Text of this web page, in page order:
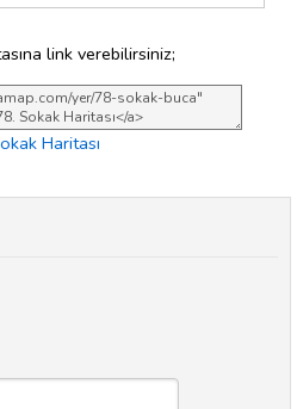
link verebilirsiniz;
Haritası